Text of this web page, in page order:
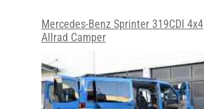
Mercedes-Benz Sprinter 319CDI 4x4
Allrad Camper